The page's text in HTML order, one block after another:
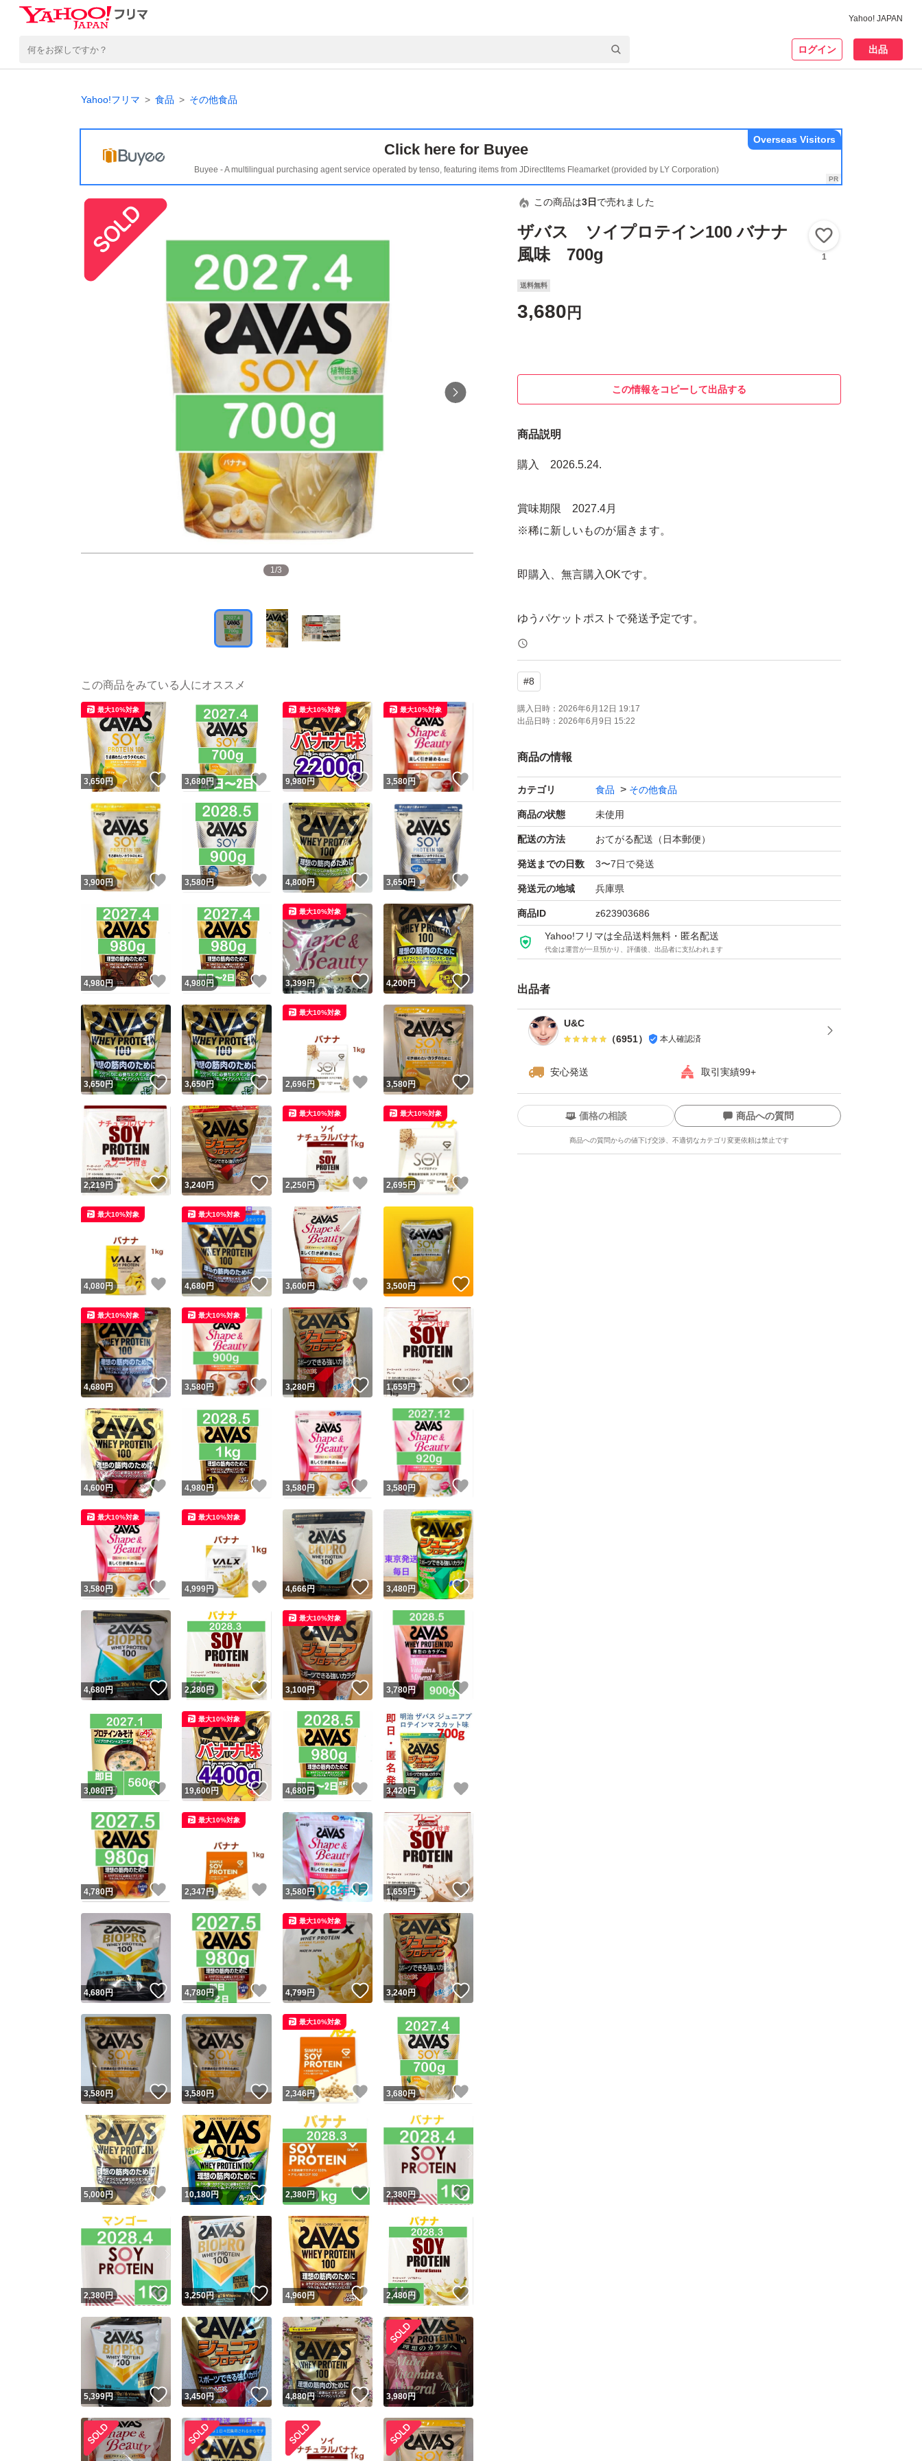
Yahoo! JAPAN
ログイン 出品
Yahoo!フリマ 食品 その他食品
Click here for Buyee
Buyee - A multilingual purchasing agent service operated by tenso, featuring items from JDirectItems Fleamarket (provided by LY Corporation)
Overseas Visitors
1/3
この商品は3日 で売れました
ザバス ソイプロテイン100 バナナ
風味 700g
1
送料無料
3,680 円
この情報をコピーして出品する
商品説明
購入 2026.5.24.
賞味期限 2027.4月
※稀に新しいものが届きます。
即購入、無言購入OKです。
ゆうパケットポストで発送予定です。
簡易包装で発送します。
袋にダメージが発生する場合があります。
簡易包装の為、
開封時にカッターやハサミなど
刃物を使用する場合はご注意ください。
明治
meiji
ザバス
プロテイン
筋トレ
ジム
ダイエット
WPC
トレーニング
おうちトレーニング
ワークアウト
スリムボディ
ヨガ
ボディメイク
#8
購入日時： 2026年6月12日 19:17
出品日時： 2026年6月9日 15:22
商品の情報
カテゴリ 食品 その他食品
商品の状態 未使用
配送の方法 おてがる配送（日本郵便）
発送までの日数 3〜7日で発送
発送元の地域 兵庫県
商品ID z623903686
Yahoo!フリマは全品送料無料・匿名配送
代金は運営が一旦預かり、評価後、出品者に支払われます
出品者
U&C
（6951） 本人確認済
安心発送 取引実績99+
ユーザーの実績について
Yahoo!フリマが定めた一定の基準を満たしたユーザーにバッジを付与しています
安心取引出品者
安心取引出品者 Yahoo!フリマの基準をクリアした安心・安全なユーザーです
取引実績
取引実績◯+ このユーザーはYahoo!フリマの取引を完了させた実績があります
他フリマ実績◯+ このユーザーは他フリマサービスでの取引実績があります
スピード&安心発送
※このバッジは実績に基づく表示であり、発送を保証しているものではありません
スピード＆安心発送
このユーザーは高頻度で24時間以内＆設定した発送日数内に発送してい
ます
スピード発送 このユーザーは高頻度で24時間以内に発送しています
安心発送 このユーザーは設定した発送日数内に発送しています
価格の相談 商品への質問
商品への質問からの値下げ交渉、不適切なカテゴリ変更依頼は禁止です
この商品の情報をコピーします
商品画像の無断転載は禁止されています
コピーは 1商品につき1回 です
出品ページへ
キャンセル
この商品をみている人にオススメ
3,650円 いいね！
最大10%対象
3,680円 いいね！
9,980円 いいね！
最大10%対象
3,580円
最大10%対象
3,900円 いいね！
3,580円 いいね！
4,800円 いいね！
3,650円
4,980円 いいね！
4,980円 いいね！
3,399円 いいね！
最大10%対象
4,200円
3,650円 いいね！
3,650円 いいね！
2,696円 いいね！
最大10%対象
3,580円
2,219円 いいね！
3,240円 いいね！
2,250 円 いいね！
最大10%対象
2,695円
最大10%対象
4,080 円 いいね！
最大10%対象
4,680円 いいね！
最大10%対象
3,600円 いいね！
3,500円
4,680円 いいね！
最大10%対象
3,580円 いいね！
最大10%対象
3,280円 いいね！
1,659円 いいね！
4,600円 いいね！
4,980円 いいね！
3,580円 いいね！
3,580円
3,580円 いいね！
最大10%対象
4,999円 いいね！
最大10%対象
4,666円 いいね！
3,480円 いいね！
4,680円 いいね！
2,280円 いいね！
3,100円 いいね！
最大10%対象
3,780円
3,080円 いいね！
19,600円 いいね！
最大10%対象
4,680円 いいね！
3,420円
4,780円 いいね！
2,347円 いいね！
最大10%対象
3,580円 いいね！
1,659円 いいね！
4,680円 いいね！
4,780円 いいね！
4,799円 いいね！
最大10%対象
3,240円
3,580円 いいね！
3,580円 いいね！
2,346円 いいね！
最大10%対象
3,680円
5,000円 いいね！
10,180円 いいね！
2,380円 いいね！
2,380円
2,380円 いいね！
3,250円 いいね！
4,960円 いいね！
2,480円
5,399円 いいね！
3,450円 いいね！
4,880円 いいね！
3,980円